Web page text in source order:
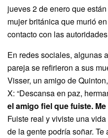
jueves 2 de enero que
mujer británica que murió
contacto con las
En redes sociales, algunas
pareja se refirieron a sus
Visser, un amigo de
X: “Descansa en paz,
el amigo fiel que fuiste.
Fuiste real y viviste una
de la gente podría soñar. Te